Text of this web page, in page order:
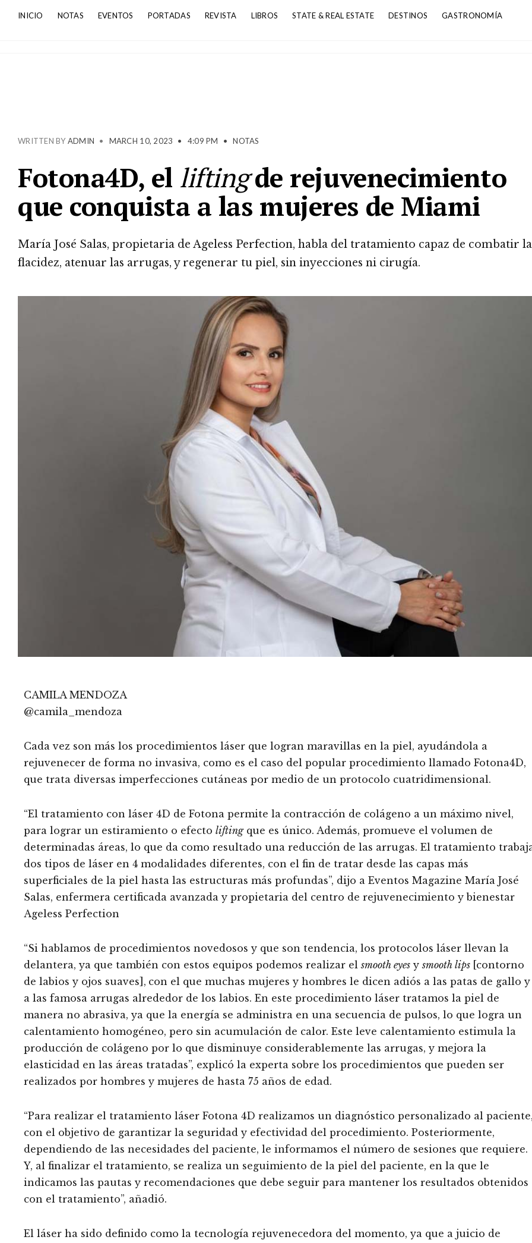
INICIO NOTAS EVENTOS PORTADAS REVISTA LIBROS STATE & REAL ESTATE DESTINOS GASTRONOMÍA
WRITTEN BY ADMIN • MARCH 10, 2023 • 4:09 PM • NOTAS
Fotona4D, el liftingde rejuvenecimiento
que conquista a las mujeres de Miami
María José Salas, propietaria de Ageless Perfection, habla del tratamiento capaz de combatir la
flacidez, atenuar las arrugas, y regenerar tu piel, sin inyecciones ni cirugía.
CAMILA MENDOZA
@camila_mendoza
Cada vez son más los procedimientos láser que logran maravillas en la piel, ayudándola a
rejuvenecer de forma no invasiva, como es el caso del popular procedimiento llamado Fotona4D,
que trata diversas imperfecciones cutáneas por medio de un protocolo cuatridimensional.
“El tratamiento con láser 4D de Fotona permite la contracción de colágeno a un máximo nivel,
para lograr un estiramiento o efecto liftingque es único. Además, promueve el volumen de
determinadas áreas, lo que da como resultado una reducción de las arrugas. El tratamiento
dos tipos de láser en 4 modalidades diferentes, con el fin de tratar desde las capas más
superficiales de la piel hasta las estructuras más profundas”, dijo a Eventos Magazine María José
Salas, enfermera certificada avanzada y propietaria del centro de rejuvenecimiento y bienestar
Ageless Perfection
“Si hablamos de procedimientos novedosos y que son tendencia, los protocolos láser llevan la
delantera, ya que también con estos equipos podemos realizar elsmooth eyes ysmooth lips [contorno
de labios y ojos suaves], con el que muchas mujeres y hombres le dicen adiós a las patas de gallo y
a las famosa arrugas alrededor de los labios. En este procedimiento láser tratamos la piel de
manera no abrasiva, ya que la energía se administra en una secuencia de pulsos, lo que logra un
calentamiento homogéneo, pero sin acumulación de calor. Este leve calentamiento estimula la
producción de colágeno por lo que disminuye considerablemente las arrugas, y mejora la
elasticidad en las áreas tratadas”, explicó la experta sobre los procedimientos que pueden ser
realizados por hombres y mujeres de hasta 75 años de edad.
“Para realizar el tratamiento láser Fotona 4D realizamos un diagnóstico personalizado al
con el objetivo de garantizar la seguridad y efectividad del procedimiento. Posteriormente,
dependiendo de las necesidades del paciente, le informamos el número de sesiones que requiere.
Y, al finalizar el tratamiento, se realiza un seguimiento de la piel del paciente, en la que le
indicamos las pautas y recomendaciones que debe seguir para mantener los resultados obtenidos
con el tratamiento”, añadió.
El láser ha sido definido como la tecnología rejuvenecedora del momento, ya que a juicio de